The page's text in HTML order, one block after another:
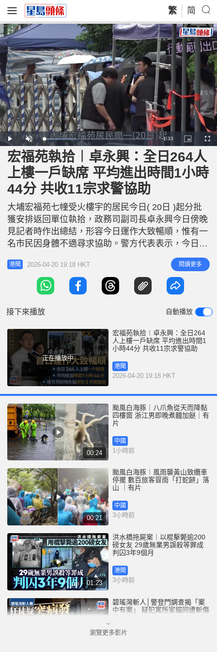
繁 简
P
l
a
y
U
n
m
u
t
e
L
o
d
e
:
2
.
3
7
R
e
m
n
n
-1:33
P
i
t
u
r
i
c
t
r
e
F
u
r
e
宏福苑執拾︱卓永興：全日264人
上樓一戶缺席 平均進出時間1小時
44分 共收11宗求警協助
大埔宏福苑七幢受火樓宇的居民今日( 20日 )起分批
獲安排返回單位執拾，政務司副司長卓永興今日傍晚
見記者時作出總結，形容今日運作大致暢順，惟有一
名市民因身體不適尋求協助。警方代表表示，今日一
共接獲11宗居民懷疑有財物遺失的求助個案。 實際
上樓住戶有77戶共264人 一戶3人缺席 卓永興表示，
今日開放宏新閣10個樓層，上樓秩序良好，運作大致
暢順，上午下午兩次上樓都在指定時間內完成。今日
港聞 2026-04-20 19:18 HKT 閱讀更多
接下來播放 自動播放
正在播放中
宏福苑執拾︱卓永興：全日264
人上樓一戶缺席 平均進出時間1
小時44分 共收11宗求警協助
港聞
2026-04-20 19:18 HKT
00:24
颱風白海豚｜八爪魚從天而降黏
四樓窗 浙江男即晚煮麵加餸｜有
片
中國
1小時前
00:21
颱風白海豚︱風雨襲黃山致纜車
停擺 數百旅客冒雨「打蛇餅」落
山 ｜有片
中國
3小時前
01:23
洪水橋拖屍案︱以棍擊斃逾200
磅女友 29歲無業男誤殺等罪成
判囚3年9個月
港聞
3小時前
碧瑤灣斬人│警登門調查揭「案
中有案」 疑犯寓所家貓同遭斬傷
港聞
瀏覽更多影片